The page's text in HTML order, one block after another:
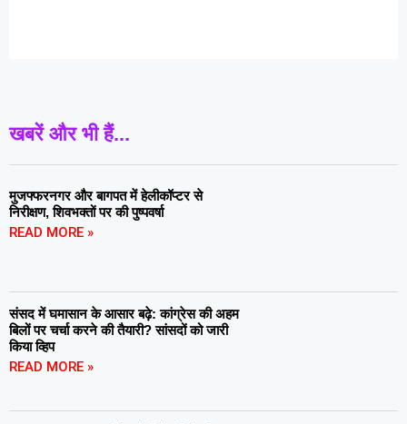
खबरें और भी हैं...
मुजफ्फरनगर और बागपत में हेलीकॉप्टर से
निरीक्षण, शिवभक्तों पर की पुष्पवर्षा
READ MORE »
संसद में घमासान के आसार बढ़े: कांग्रेस की अहम
बिलों पर चर्चा करने की तैयारी? सांसदों को जारी
किया व्हिप
READ MORE »